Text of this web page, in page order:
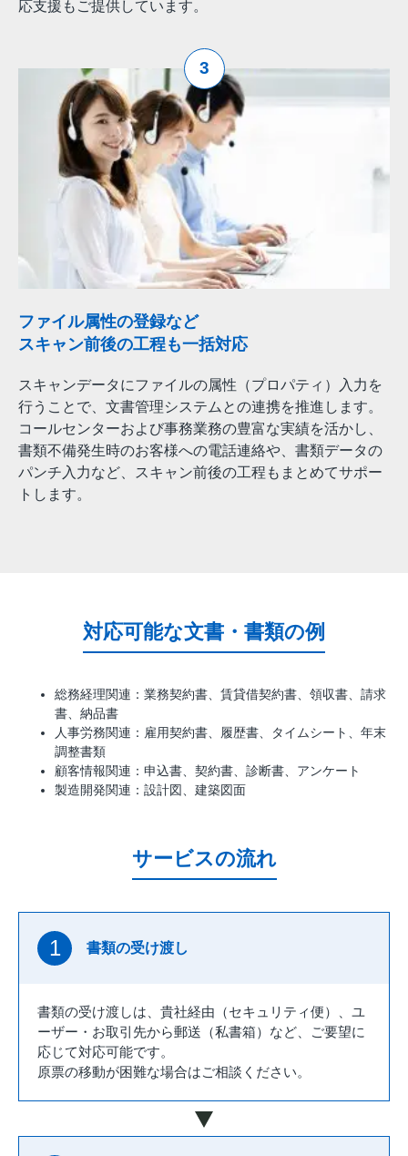
応支援もご提供しています。
3
ファイル属性の登録など
スキャン前後の工程も一括対応
スキャンデータにファイルの属性（プロパティ）入力を
行うことで、文書管理システムとの連携を推進します。
コールセンターおよび事務業務の豊富な実績を活かし、
書類不備発生時のお客様への電話連絡や、書類データの
パンチ入力など、スキャン前後の工程もまとめてサポー
トします。
対応可能な文書・書類の例
総務経理関連：業務契約書、賃貸借契約書、領収書、請求
書、納品書
人事労務関連：雇用契約書、履歴書、タイムシート、年末
調整書類
顧客情報関連：申込書、契約書、診断書、アンケート
製造開発関連：設計図、建築図面
サービスの流れ
1 書類の受け渡し
書類の受け渡しは、貴社経由（セキュリティ便）、ユ
ーザー・お取引先から郵送（私書箱）など、ご要望に
応じて対応可能です。
原票の移動が困難な場合はご相談ください。